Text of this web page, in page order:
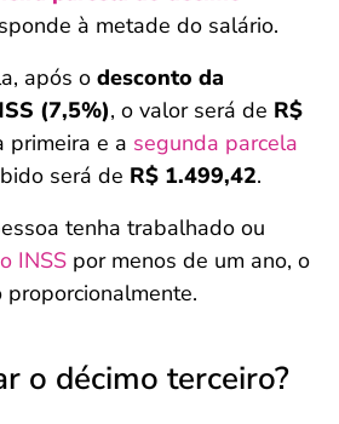
à metade do salário.
após o desconto da
(7,5%), o valor será de R$
primeira e a segunda parcela
será de R$ 1.499,42.
tenha trabalhado ou
INSS por menos de um ano, o
o décimo terceiro?